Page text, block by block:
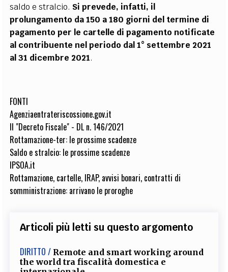
saldo e stralcio. Si prevede, infatti, il
prolungamento da 150 a 180 giorni del termine di
pagamento per le cartelle di pagamento notificate
al contribuente nel periodo dal 1° settembre 2021
al 31 dicembre 2021.
FONTI
Agenziaentrateriscossione.gov.it
Il "Decreto Fiscale" - DL n. 146/2021
Rottamazione-ter: le prossime scadenze
Saldo e stralcio: le prossime scadenze
IPSOA.it
Rottamazione, cartelle, IRAP, avvisi bonari, contratti di
somministrazione: arrivano le proroghe
Articoli più letti su questo argomento
DIRITTO / Remote and smart working around
the world tra fiscalità domestica e